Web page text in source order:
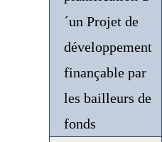
´un Projet de
développement
finançable par
les bailleurs de
fonds